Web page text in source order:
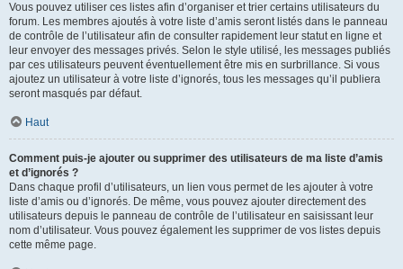
Vous pouvez utiliser ces listes afin d’organiser et trier certains utilisateurs du
forum. Les membres ajoutés à votre liste d’amis seront listés dans le panneau
de contrôle de l’utilisateur afin de consulter rapidement leur statut en ligne et
leur envoyer des messages privés. Selon le style utilisé, les messages publiés
par ces utilisateurs peuvent éventuellement être mis en surbrillance. Si vous
ajoutez un utilisateur à votre liste d’ignorés, tous les messages qu’il publiera
seront masqués par défaut.
Haut
Comment puis-je ajouter ou supprimer des utilisateurs de ma liste d’amis
et d’ignorés ?
Dans chaque profil d’utilisateurs, un lien vous permet de les ajouter à votre
liste d’amis ou d’ignorés. De même, vous pouvez ajouter directement des
utilisateurs depuis le panneau de contrôle de l’utilisateur en saisissant leur
nom d’utilisateur. Vous pouvez également les supprimer de vos listes depuis
cette même page.